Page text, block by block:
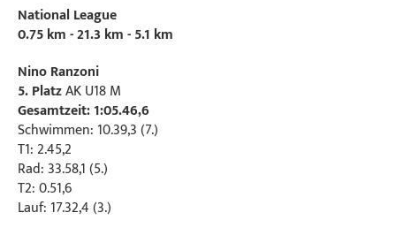
National League
0.75 km - 21.3 km - 5.1 km
Nino Ranzoni
5. PlatzAK U18 M
Gesamtzeit: 1:05.46,6
Schwimmen: 10.39,3 (7.)
T1: 2.45,2
Rad: 33.58,1 (5.)
T2: 0.51,6
Lauf: 17.32,4 (3.)